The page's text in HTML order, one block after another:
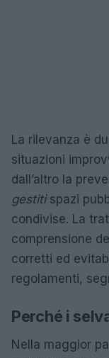
La rilevanza è
situazioni
dall’altro la
gestitispazi
condivise. La
comprensione
corretti ed
regolamenti,
Perché i
Nella maggior